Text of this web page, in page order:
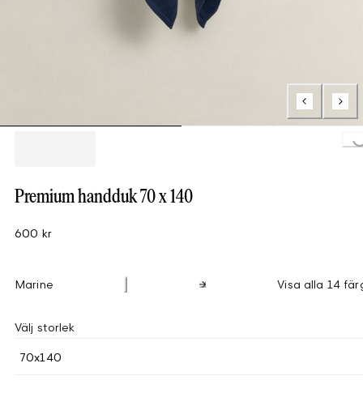
Premium handduk 70 x 140
600 kr
Marine Visa alla 14
Välj storlek
70x140